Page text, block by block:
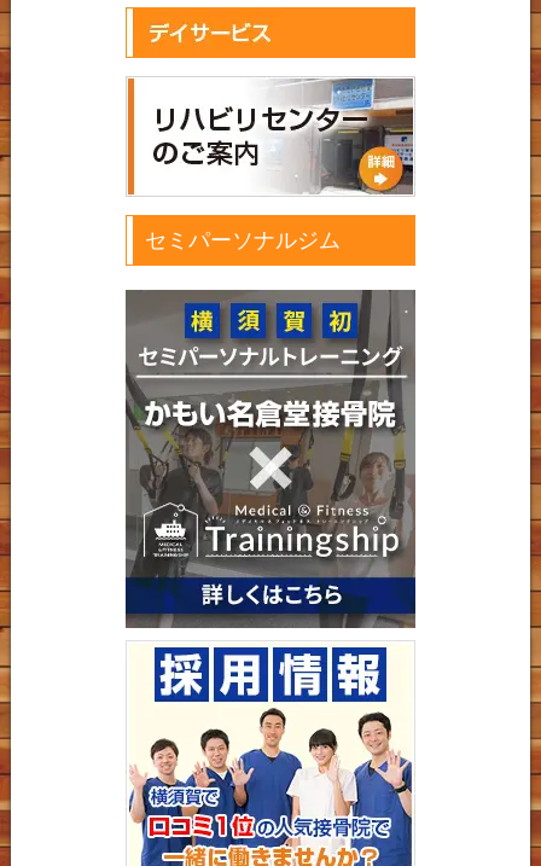
セミパーソナルジム